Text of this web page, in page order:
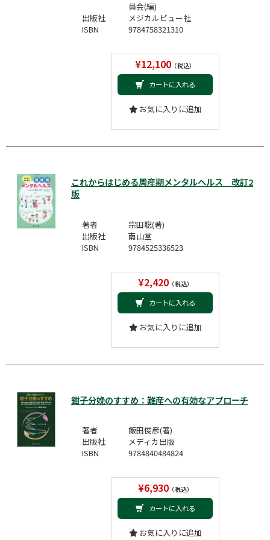
員会(編)
出版社
メジカルビュー社
ISBN
9784758321310
¥12,100 （税込）
カートに入れる
お気に入りに追加
これからはじめる周産期メンタルヘルス 改訂2
版
著者
宗田聡(著)
出版社
南山堂
ISBN
9784525336523
¥2,420（税込）
カートに入れる
お気に入りに追加
鉗子分娩のすすめ：難産への有効なアプローチ
著者
飯田俊彦(著)
出版社
メディカ出版
ISBN
9784840484824
¥6,930（税込）
カートに入れる
お気に入りに追加